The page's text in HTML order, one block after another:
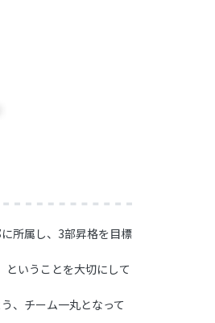
所属し、3部昇格を目標
いうことを大切にして
、チーム一丸となって